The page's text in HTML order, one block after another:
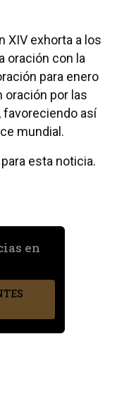
XIV exhorta a los
oración con la
para enero
oración por las
favoreciendo así
mundial.
esta noticia.
en